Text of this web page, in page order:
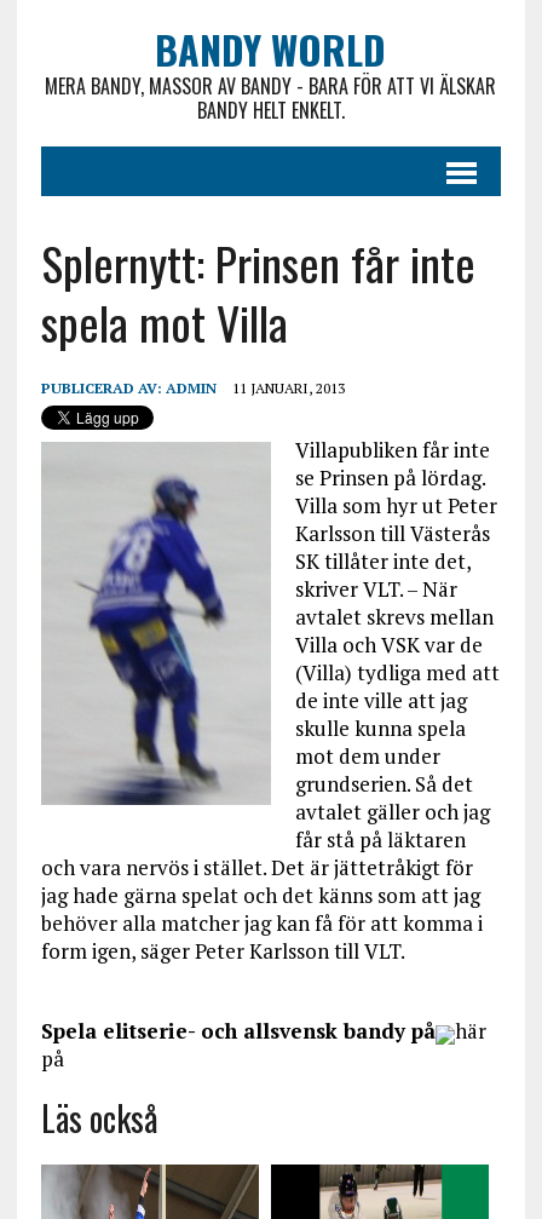
BANDY WORLD
MERA BANDY, MASSOR AV BANDY - BARA FÖR ATT VI ÄLSKAR
BANDY HELT ENKELT.
Splernytt: Prinsen får inte
spela mot Villa
PUBLICERAD AV: ADMIN 11 JANUARI, 2013
Villapubliken får inte
se Prinsen på lördag.
Villa som hyr ut Peter
Karlsson till Västerås
SK tillåter inte det,
skriver VLT. – När
avtalet skrevs mellan
Villa och VSK var de
(Villa) tydliga med att
de inte ville att jag
skulle kunna spela
mot dem under
grundserien. Så det
avtalet gäller och jag
får stå på läktaren
och vara nervös i stället. Det är jättetråkigt för
jag hade gärna spelat och det känns som att jag
behöver alla matcher jag kan få för att komma i
form igen, säger Peter Karlsson till VLT.
Spela elitserie- och allsvensk bandy på
här
på
Läs också